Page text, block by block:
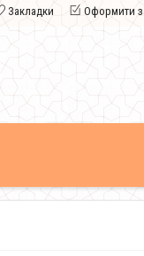
Закладки Оформити